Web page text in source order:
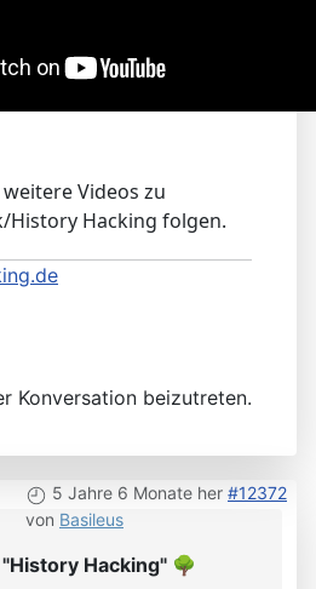
Videos zu
History Hacking folgen.
Konversation beizutreten.
5 Jahre 6 Monate her #12372
von Basileus
Hacking" 🌳